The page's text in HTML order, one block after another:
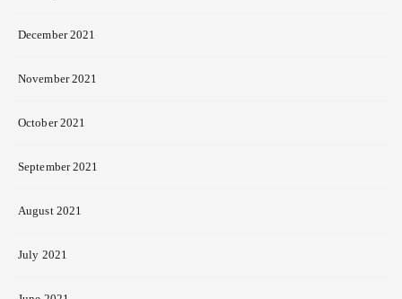
December 2021
November 2021
October 2021
September 2021
August 2021
July 2021